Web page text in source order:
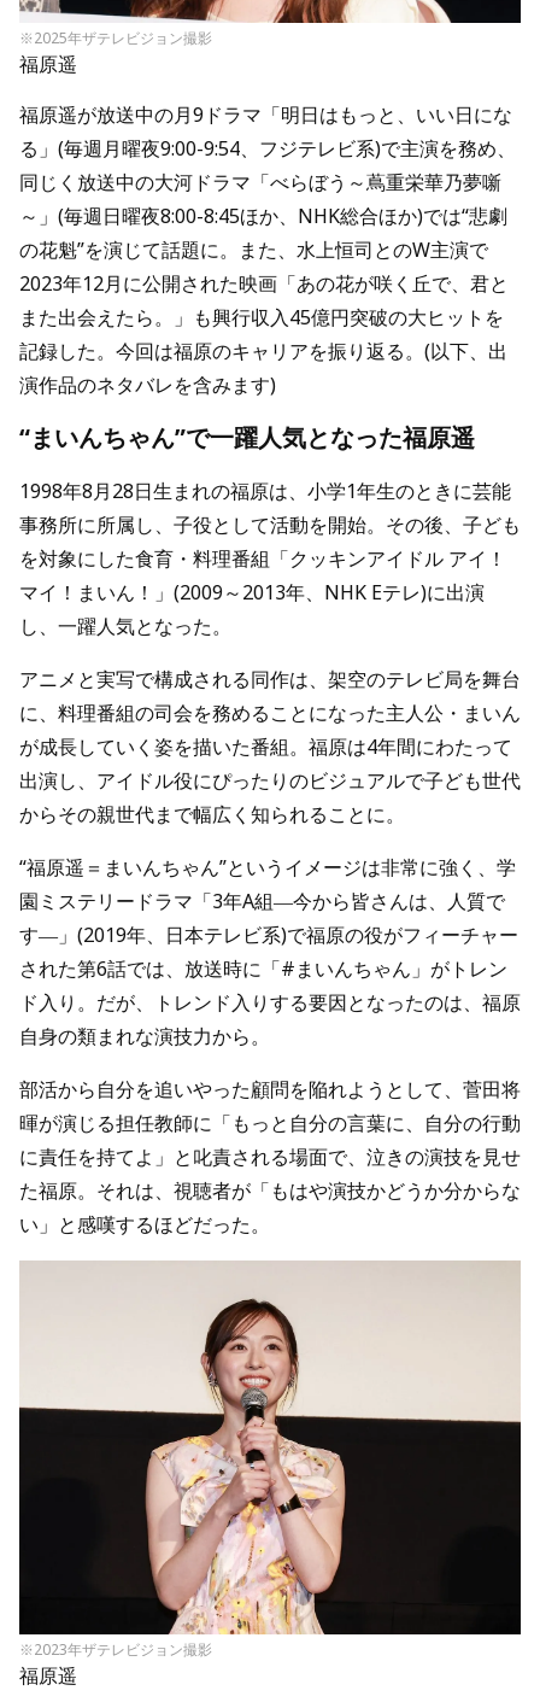
※2025年ザテレビジョン撮影
福原遥
福原遥が放送中の月9ドラマ「明日はもっと、いい日にな
る」(毎週月曜夜9:00-9:54、フジテレビ系)で主演を務め、
同じく放送中の大河ドラマ「べらぼう～蔦重栄華乃夢噺
～」(毎週日曜夜8:00-8:45ほか、NHK総合ほか)では“悲劇
の花魁”を演じて話題に。また、水上恒司とのW主演で
2023年12月に公開された映画「あの花が咲く丘で、君と
また出会えたら。」も興行収入45億円突破の大ヒットを
記録した。今回は福原のキャリアを振り返る。(以下、出
演作品のネタバレを含みます)
“まいんちゃん”で一躍人気となった福原遥
1998年8月28日生まれの福原は、小学1年生のときに芸能
事務所に所属し、子役として活動を開始。その後、子ども
を対象にした食育・料理番組「クッキンアイドル アイ！
マイ！まいん！」(2009～2013年、NHK Eテレ)に出演
し、一躍人気となった。
アニメと実写で構成される同作は、架空のテレビ局を舞台
に、料理番組の司会を務めることになった主人公・まいん
が成長していく姿を描いた番組。福原は4年間にわたって
出演し、アイドル役にぴったりのビジュアルで子ども世代
からその親世代まで幅広く知られることに。
“福原遥＝まいんちゃん”というイメージは非常に強く、学
園ミステリードラマ「3年A組―今から皆さんは、人質で
す―」(2019年、日本テレビ系)で福原の役がフィーチャー
された第6話では、放送時に「#まいんちゃん」がトレン
ド入り。だが、トレンド入りする要因となったのは、福原
自身の類まれな演技力から。
部活から自分を追いやった顧問を陥れようとして、菅田将
暉が演じる担任教師に「もっと自分の言葉に、自分の行動
に責任を持てよ」と叱責される場面で、泣きの演技を見せ
た福原。それは、視聴者が「もはや演技かどうか分からな
い」と感嘆するほどだった。
※2023年ザテレビジョン撮影
福原遥